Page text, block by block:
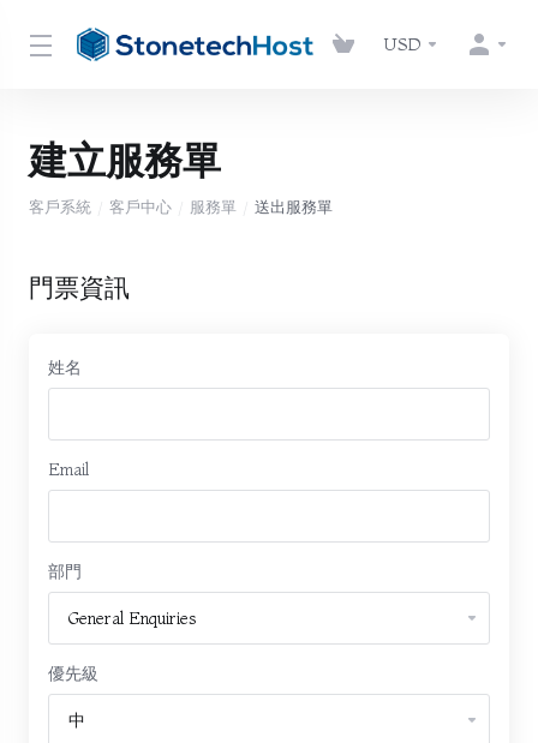
USD
建立服務單
客戶系統 客戶中心 服務單 送出服務單
門票資訊
姓名
Email
部門
優先級